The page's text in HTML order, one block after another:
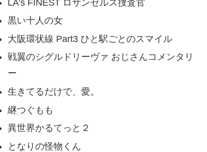
LA’s FINEST ロサンゼルス捜査官
黒い十人の女
大阪環状線 Part3 ひと駅ごとのスマイル
戦翼のシグルドリーヴァ おじさんコメンタリ
ー
生きてるだけで、愛。
継つぐもも
異世界かるてっと２
となりの怪物くん